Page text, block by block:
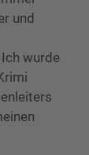
und
wurde